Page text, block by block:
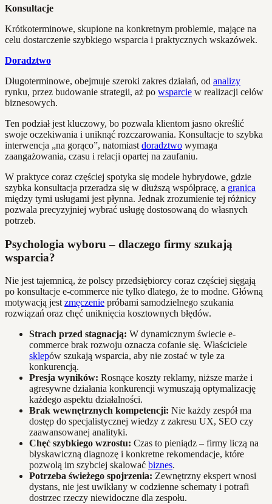
Konsultacje
Krótkoterminowe, skupione na konkretnym problemie, mające na
celu dostarczenie szybkiego wsparcia i praktycznych wskazówek.
Doradztwo
Długoterminowe, obejmuje szeroki zakres działań, od analizy
rynku, przez budowanie strategii, aż po wsparcie w realizacji celów
biznesowych.
Ten podział jest kluczowy, bo pozwala klientom jasno określić
swoje oczekiwania i uniknąć rozczarowania. Konsultacje to szybka
interwencja „na gorąco”, natomiast doradztwo wymaga
zaangażowania, czasu i relacji opartej na zaufaniu.
W praktyce coraz częściej spotyka się modele hybrydowe, gdzie
szybka konsultacja przeradza się w dłuższą współpracę, a granica
między tymi usługami jest płynna. Jednak zrozumienie tej różnicy
pozwala precyzyjniej wybrać usługę dostosowaną do własnych
potrzeb.
Psychologia wyboru – dlaczego firmy szukają
wsparcia?
Nie jest tajemnicą, że polscy przedsiębiorcy coraz częściej sięgają
po konsultacje e-commerce nie tylko dlatego, że to modne. Główną
motywacją jest zmęczenie próbami samodzielnego szukania
rozwiązań oraz chęć uniknięcia kosztownych błędów.
Strach przed stagnacją: W dynamicznym świecie e-
commerce brak rozwoju oznacza cofanie się. Właściciele
sklepów szukają wsparcia, aby nie zostać w tyle za
konkurencją.
Presja wyników: Rosnące koszty reklamy, niższe marże i
agresywne działania konkurencji wymuszają optymalizację
każdego aspektu działalności.
Brak wewnętrznych kompetencji: Nie każdy zespół ma
dostęp do specjalistycznej wiedzy z zakresu UX, SEO czy
zaawansowanej analityki.
Chęć szybkiego wzrostu: Czas to pieniądz – firmy liczą na
błyskawiczną diagnozę i konkretne rekomendacje, które
pozwolą im szybciej skalować biznes.
Potrzeba świeżego spojrzenia: Zewnętrzny ekspert wnosi
dystans, nie jest uwikłany w codzienne schematy i potrafi
dostrzec rzeczy niewidoczne dla zespołu.